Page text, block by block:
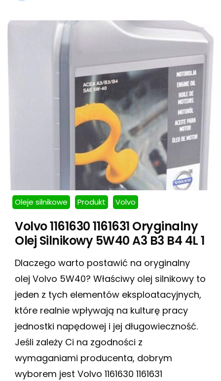
Oleje silnikowe Produkt Volvo
Volvo 1161630 1161631 Oryginalny
Olej Silnikowy 5W40 A3 B3 B4 4L 1
Dlaczego warto postawić na oryginalny
olej Volvo 5W40? Właściwy olej silnikowy to
jeden z tych elementów eksploatacyjnych,
które realnie wpływają na kulturę pracy
jednostki napędowej i jej długowieczność.
Jeśli zależy Ci na zgodności z
wymaganiami producenta, dobrym
wyborem jest Volvo 1161630 1161631